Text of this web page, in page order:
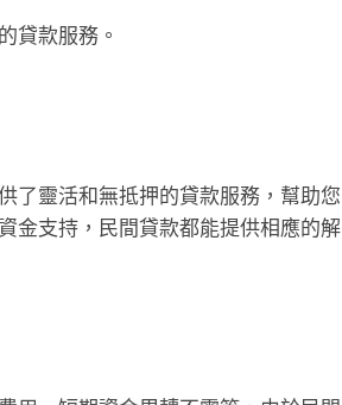
貸款服務。
了靈活和無抵押的貸款服務，幫助您
金支持，民間貸款都能提供相應的解